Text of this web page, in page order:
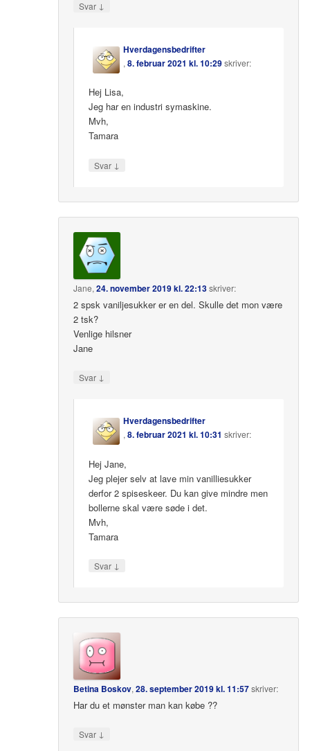
Svar ↓
Hverdagensbedrifter
,8. februar 2021 kl. 10:29skriver:
Hej Lisa,
Jeg har en industri symaskine.
Mvh,
Tamara
Svar ↓
Jane,24. november 2019 kl. 22:13skriver:
2 spsk vaniljesukker er en del. Skulle det mon være
2 tsk?
Venlige hilsner
Jane
Svar ↓
Hverdagensbedrifter
,8. februar 2021 kl. 10:31 skriver:
Hej Jane,
Jeg plejer selv at lave min vanilliesukker
derfor 2 spiseskeer. Du kan give mindre men
bollerne skal være søde i det.
Mvh,
Tamara
Svar ↓
Betina Boskov,28. september 2019 kl. 11:57skriver:
Har du et mønster man kan købe ??
Svar ↓